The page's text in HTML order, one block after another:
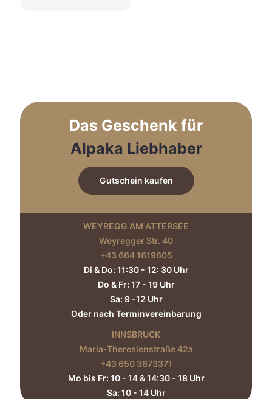
können
der
gewählt
Das Geschenk für
Alpaka Liebhaber
Gutschein kaufen
WEYREGG AM ATTERSEE
Weyregger Str. 40
+43 664 1619605‬
Di & Do: 11:30 - 12: 30 Uhr
Do & Fr: 17 - 19 Uhr
Sa: 9 -12 Uhr
Oder nach Terminvereinbarung
INNSBRUCK
Maria-Theresienstraße 42a
+43 650 3673371‬
Mo bis Fr: 10 - 14 & 14:30 - 18 Uhr
Sa: 10 - 14 Uhr​